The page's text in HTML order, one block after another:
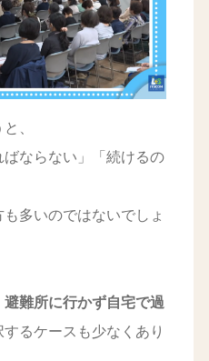
、
ばならない」「続けるの
多いのではないでしょ
避難所に行かず自宅で過
するケースも少なくあり